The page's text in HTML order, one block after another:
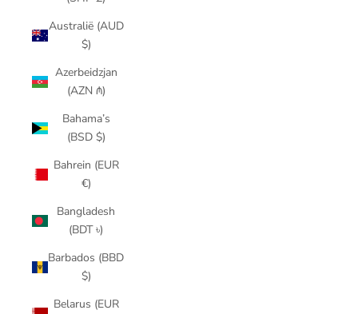
Australië (AUD
$)
Azerbeidzjan
(AZN ₼)
Bahama’s
(BSD $)
Bahrein (EUR
€)
Bangladesh
(BDT ৳)
Barbados (BBD
$)
Belarus (EUR